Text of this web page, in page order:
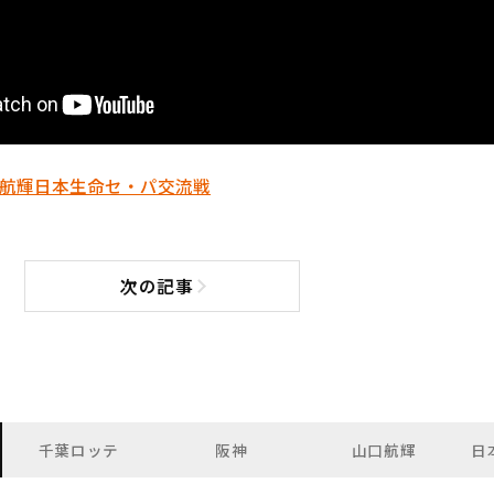
輝日本生命セ・パ交流戦
次の記事次の記事へ
千葉ロッテ 阪神 山口航輝 日